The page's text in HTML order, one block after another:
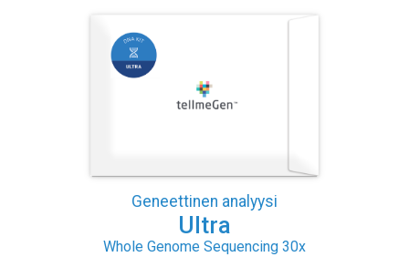
Geneettinen analyysi
Ultra
Whole Genome Sequencing 30x